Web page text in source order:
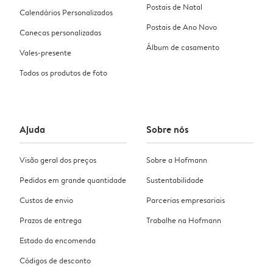
Calendários Personalizados
Canecas personalizadas
Vales-presente
Todos os produtos de foto
Postais de Natal
Postais de Ano Novo
Álbum de casamento
Ajuda
Visão geral dos preços
Pedidos em grande quantidade
Custos de envio
Prazos de entrega
Estado da encomenda
Códigos de desconto
Sobre nós
Sobre a Hofmann
Sustentabilidade
Parcerias empresariais
Trabalhe na Hofmann